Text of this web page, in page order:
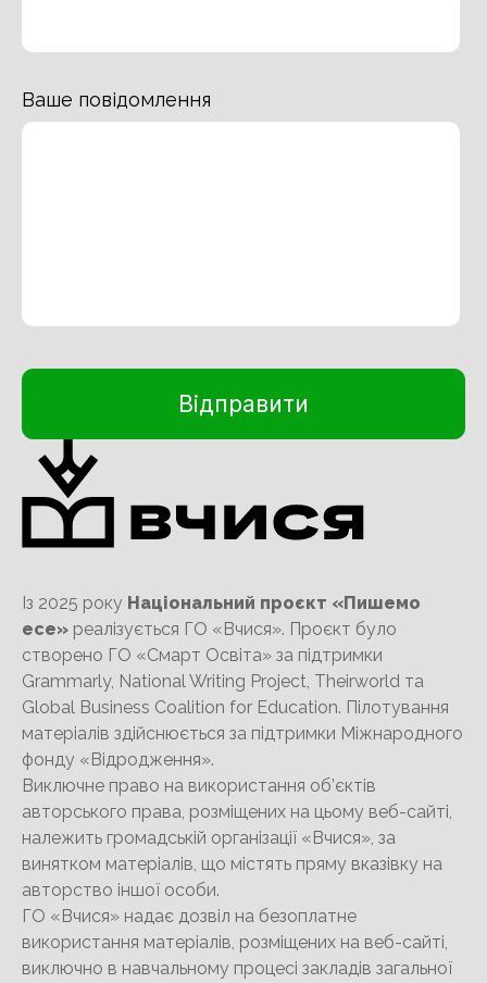
Ваше повідомлення
Із 2025 року Національний проєкт «Пишемо
есе» реалізується ГО «Вчися». Проєкт було
створено ГО «Смарт Освіта» за підтримки
Grammarly, National Writing Project, Theirworld та
Global Business Coalition for Education. Пілотування
матеріалів здійснюється за підтримки Міжнародного
фонду «Відродження».
Виключне право на використання об’єктів
авторського права, розміщених на цьому веб-сайті,
належить громадській організації «Вчися», за
винятком матеріалів, що містять пряму вказівку на
авторство іншої особи.
ГО «Вчися» надає дозвіл на безоплатне
використання матеріалів, розміщених на веб-сайті,
виключно в навчальному процесі закладів загальної